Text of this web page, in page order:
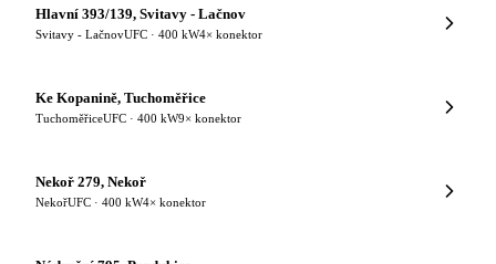
Hlavní 393/139, Svitavy - Lačnov
Svitavy - LačnovUFC · 400 kW4× konektor
Ke Kopanině, Tuchoměřice
TuchoměřiceUFC · 400 kW9× konektor
Nekoř 279, Nekoř
NekořUFC · 400 kW4× konektor